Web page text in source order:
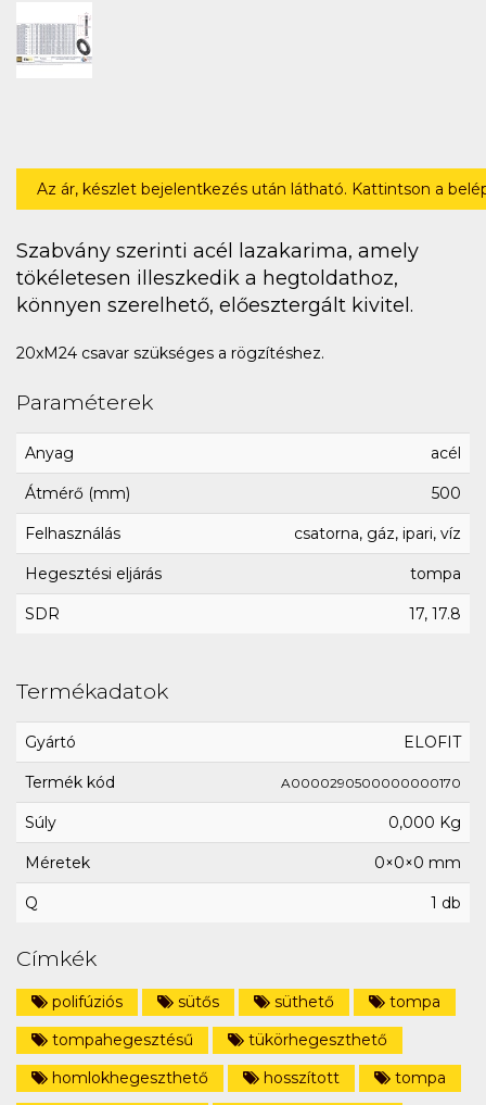
Az ár, készlet bejelentkezés után látható. Kattintson a
Szabvány szerinti acél lazakarima, amely
tökéletesen illeszkedik a hegtoldathoz,
könnyen szerelhető, előesztergált kivitel.
20xM24 csavar szükséges a rögzítéshez.
Paraméterek
Anyag acél
Átmérő (mm) 500
Felhasználás csatorna, gáz, ipari, víz
Hegesztési eljárás tompa
SDR 17, 17.8
Termékadatok
Gyártó ELOFIT
Termék kód A0000290500000000170
Súly 0,000 Kg
Méretek 0×0×0 mm
Q 1 db
Címkék
polifúziós sütős süthető
tompa
tompahegesztésű
tükörhegeszthető
homlokhegeszthető
hosszított
tompa